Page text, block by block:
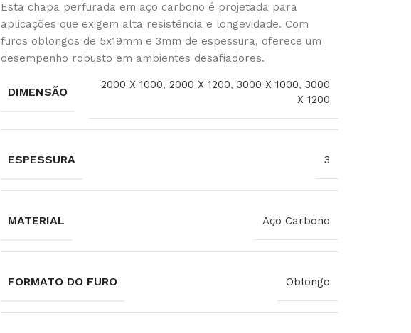
Esta chapa perfurada em aço carbono é projetada para
aplicações que exigem alta resistência e longevidade. Com
furos oblongos de 5x19mm e 3mm de espessura, oferece um
desempenho robusto em ambientes desafiadores.
DIMENSÃO
2000 X 1000, 2000 X 1200, 3000 X 1000, 3000
X 1200
ESPESSURA 3
MATERIAL Aço Carbono
FORMATO DO FURO Oblongo